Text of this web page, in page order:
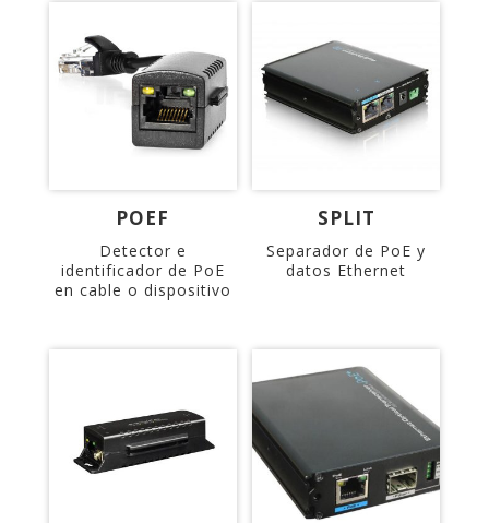
POEF
Detector e
identificador de PoE
en cable o dispositivo
SPLIT
Separador de PoE y
datos Ethernet